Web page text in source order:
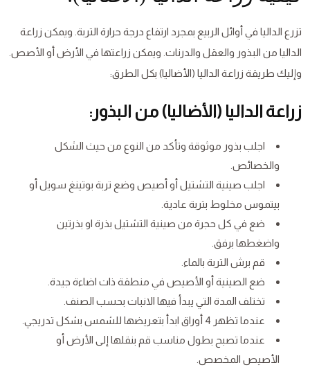
تزرع الداليا في أوائل الربيع بمجرد ارتفاع درجة حرارة التربة. ويمكن زراعة
الداليا من البذور والعقل والدرنات. ويمكن زراعتها في الأرض أو الأصص.
وإليك طريقة زراعة الداليا (الأضاليا) بكل الطرق:
زراعة الداليا (الأضاليا) من البذور:
اجلب بذور موثوقة وتأكد من النوع من حيث الشكل
والخصائص.
اجلب صينية التشتيل أو أصيص وضع تربة بوتينغ سويل أو
بيتموس مخلوط بتربة عادية.
ضع في كل حجرة من صينية التشتيل بذرة او بذرتين
واضغطها برفق.
قم برش التربة بالماء.
ضع الصينية أو الأصيص في منطقة ذات اضاءة جيدة.
تختلف المدة التي يبدأ فيها الانبات بحسب الصنف.
عندما تظهر 4 أوراق ابدأ بتعريضها للشمس بشكل تدريجي.
عندما تصبح بطول مناسب قم بنقلها إلى الأرض أو
الأصيص المخصص.